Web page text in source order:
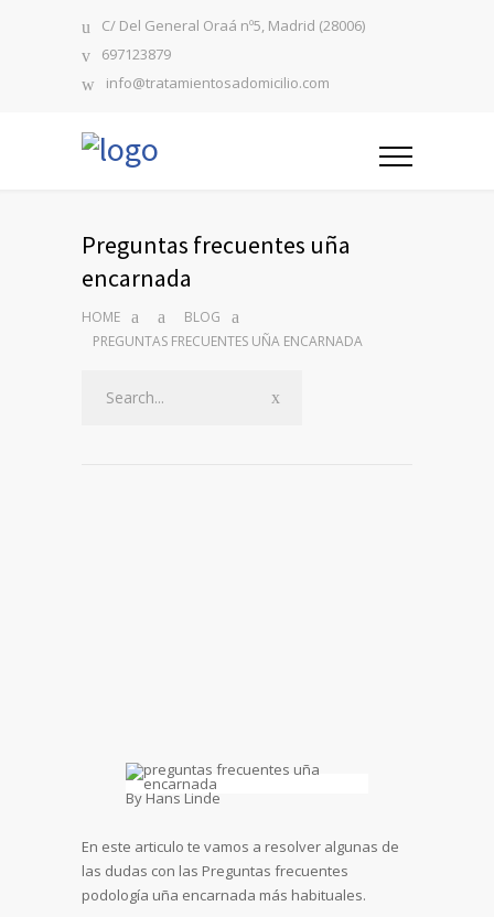
C/ Del General Oraá nº5, Madrid (28006)
697123879
info@tratamientosadomicilio.com
Preguntas frecuentes uña
encarnada
HOME
BLOG
PREGUNTAS FRECUENTES UÑA ENCARNADA
By Hans Linde
En este articulo te vamos a resolver algunas de
las dudas con las Preguntas frecuentes
podología uña encarnada más habituales.